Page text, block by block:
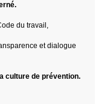
du travail,
et dialogue
culture de prévention.